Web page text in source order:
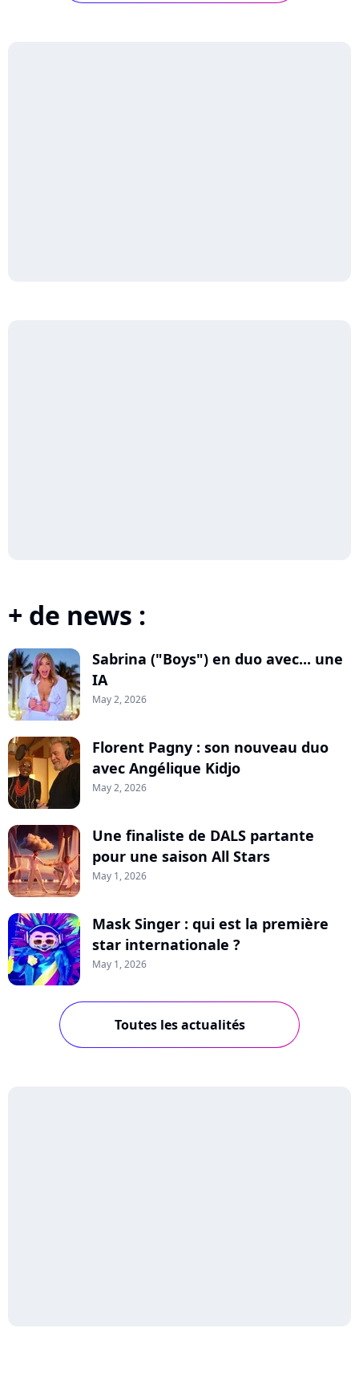
+ de news :
Sabrina ("Boys") en duo avec... une
IA
May 2, 2026
Florent Pagny : son nouveau duo
avec Angélique Kidjo
May 2, 2026
Une finaliste de DALS partante
pour une saison All Stars
May 1, 2026
Mask Singer : qui est la première
star internationale ?
May 1, 2026
Toutes les actualités